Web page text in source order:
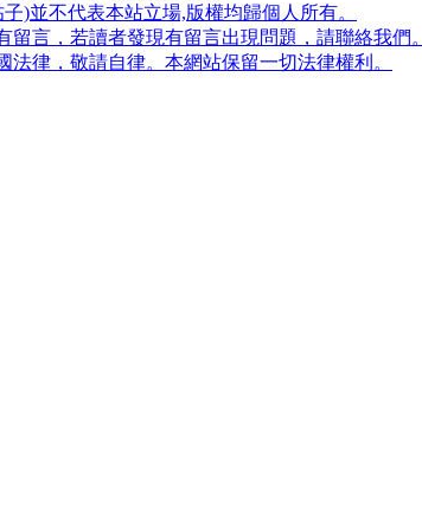
)並不代表本站立場,版權均歸個人所有。
言，若讀者發現有留言出現問題，請聯絡我們。
律，敬請自律。本網站保留一切法律權利。